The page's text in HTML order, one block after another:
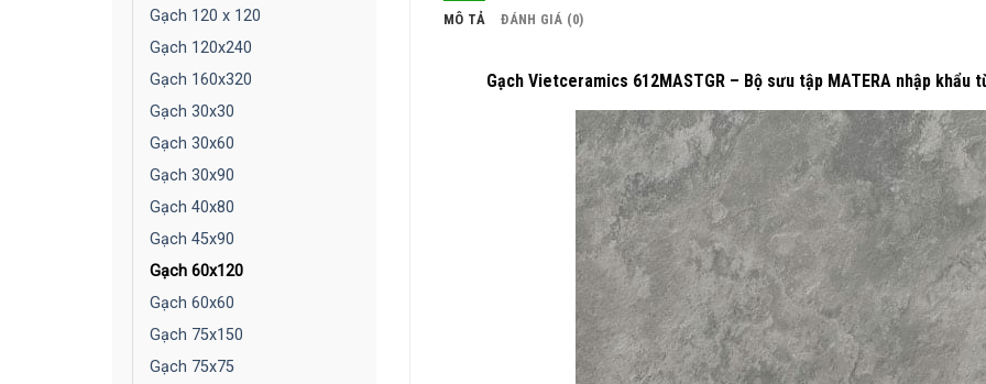
Gạch 120 x 120
Gạch 120x240
Gạch 160x320
Gạch 30x30
Gạch 30x60
Gạch 30x90
Gạch 40x80
Gạch 45x90
Gạch 60x120
Gạch 60x60
Gạch 75x150
Gạch 75x75
MÔ TẢ ĐÁNH GIÁ (0)
Gạch Vietceramics 612MASTGR – Bộ sưu tập MATERA nhập